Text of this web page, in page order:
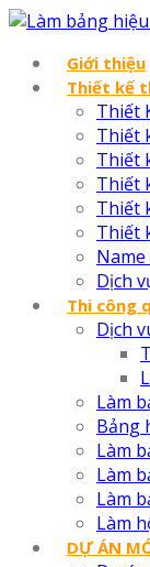
Giới thiệu
Thiết kế
Thiết
Thiết
Thiết
Thiết
Thiết
Thiết
Dịch
Thi công
Dịch
Làm
Bảng
Làm
Làm
Làm
Làm
DỰ ÁN